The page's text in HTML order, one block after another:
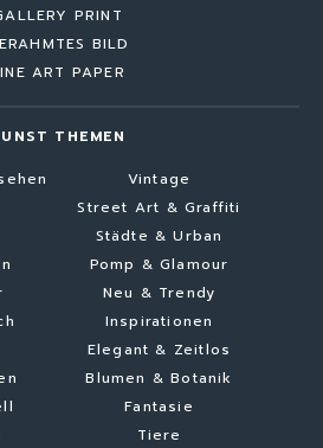
PRINT
BILD
ART PAPER
THEMEN
Vintage
Street Art & Graffiti
Städte & Urban
Pomp & Glamour
Neu & Trendy
Inspirationen
Elegant & Zeitlos
Blumen & Botanik
Fantasie
Tiere